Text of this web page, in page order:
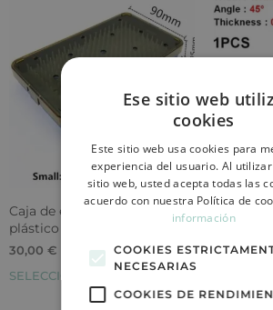
Caja de esterilización de
plástico y silicona
30,00 €
SELECCIONAR OPCIONES
Punta
70,00€
Ese sitio web
cookies
Este sitio web usa cookies para
experiencia del usuario. Al
sitio web, usted acepta todas las
acuerdo con nuestra Política de
información
COOKIES
NECESARIAS
COOKIES DE